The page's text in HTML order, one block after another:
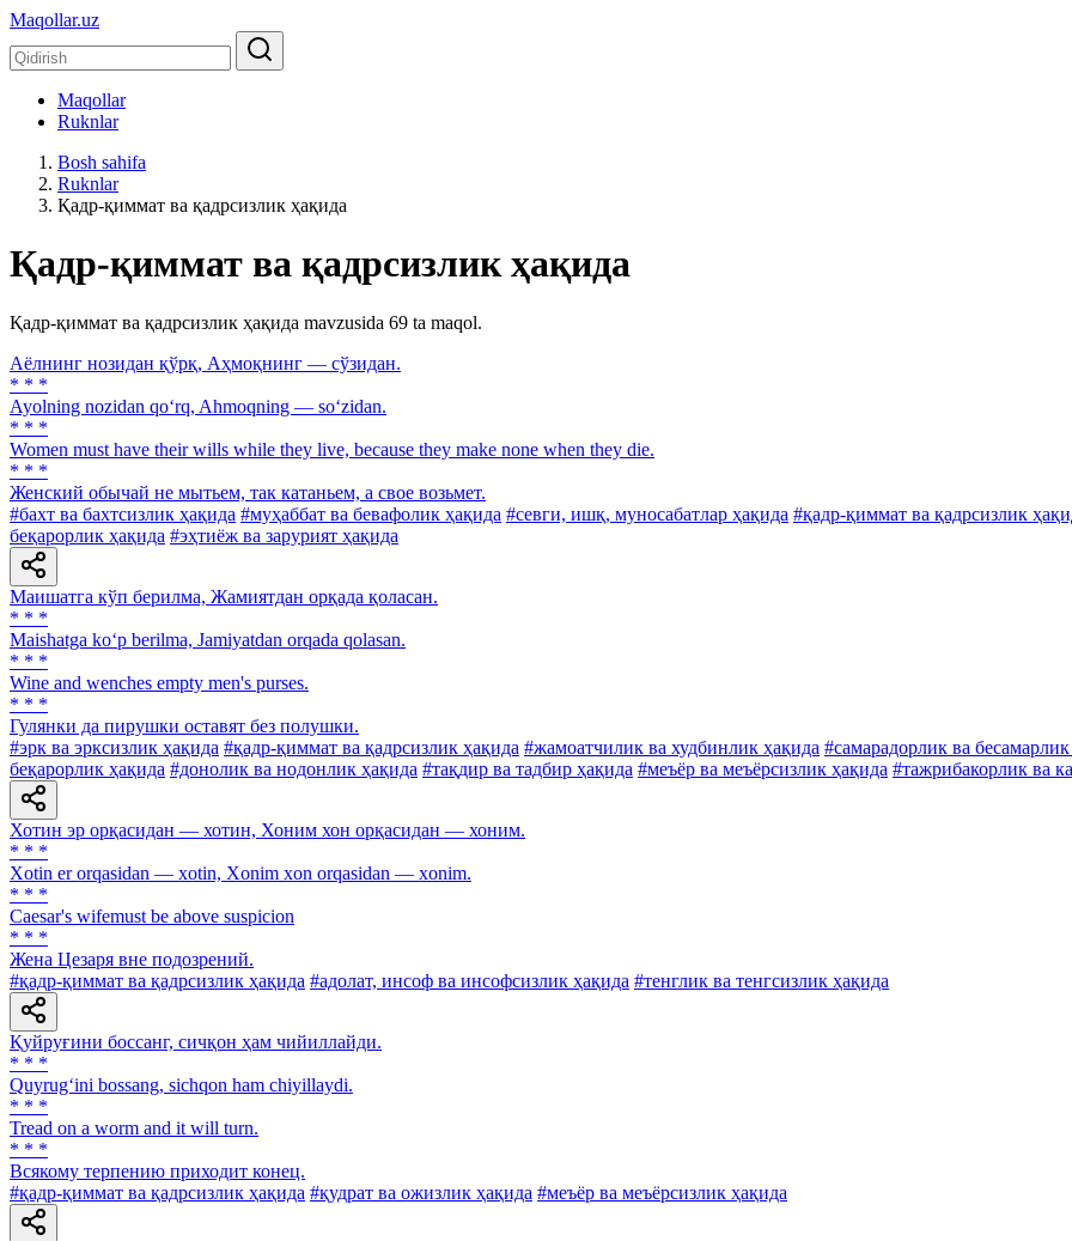
Maqollar.uz
Maqollar
Ruknlar
Bosh sahifa
Ruknlar
Қадр-қиммат ва қадрсизлик ҳақида
Қадр-қиммат ва қадрсизлик ҳақида
Қадр-қиммат ва қадрсизлик ҳақида mavzusida 69 ta maqol.
Аёлнинг нозидан қўрқ, Аҳмоқнинг — сўзидан.
* * *
Ayolning nozidan qo‘rq, Ahmoqning — so‘zidan.
* * *
Women must have their wills while they live, because they make none when they die.
* * *
Женский обычай не мытьем, так катаньем, а свое возьмет.
#бахт ва бахтсизлик ҳақида #муҳаббат ва бевафолик ҳақида #севги, ишқ, муносабатлар ҳақида #қадр-қиммат ва қадрсизлик
беқарорлик ҳақида #эҳтиёж ва зарурият ҳақида
Маишатга кўп берилма, Жамиятдан орқада қоласан.
* * *
Maishatga ko‘p berilma, Jamiyatdan orqada qolasan.
* * *
Wine and wenches empty men's purses.
* * *
Гулянки да пирушки оставят без полушки.
#эрк ва эрксизлик ҳақида #қадр-қиммат ва қадрсизлик ҳақида #жамоатчилик ва худбинлик ҳақида #самарадорлик ва
беқарорлик ҳақида #донолик ва нодонлик ҳақида #тақдир ва тадбир ҳақида #меъёр ва меъёрсизлик ҳақида #тажрибакорлик ва
Хотин эр орқасидан — хотин, Хоним хон орқасидан — хоним.
* * *
Xotin er orqasidan — xotin, Xonim xon orqasidan — xonim.
* * *
Caesar's wifemust be above suspicion
* * *
Жена Цезаря вне подозрений.
#қадр-қиммат ва қадрсизлик ҳақида #адолат, инсоф ва инсофсизлик ҳақида #тенглик ва тенгсизлик ҳақида
Қуйруғини боссанг, сичқон ҳам чийиллайди.
* * *
Quyrug‘ini bossang, sichqon ham chiyillaydi.
* * *
Tread on a worm and it will turn.
* * *
Всякому терпению приходит конец.
#қадр-қиммат ва қадрсизлик ҳақида #қудрат ва ожизлик ҳақида #меъёр ва меъёрсизлик ҳақида